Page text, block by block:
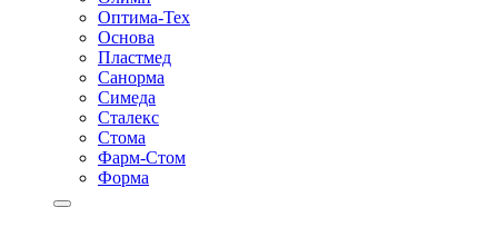
Оптима-Тех
Основа
Пластмед
Санорма
Симеда
Сталекс
Стома
Фарм-Стом
Форма